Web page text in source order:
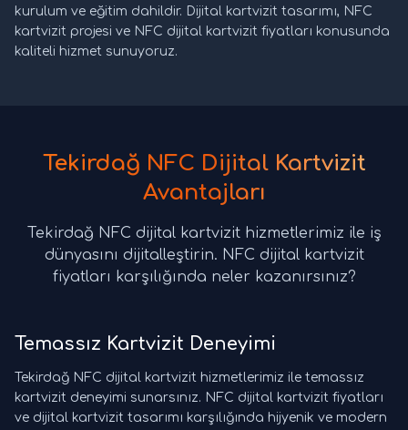
kurulum ve eğitim dahildir. Dijital kartvizit tasarımı, NFC
kartvizit projesi ve NFC dijital kartvizit fiyatları konusunda
kaliteli hizmet sunuyoruz.
Tekirdağ NFC Dijital Kartvizit
Avantajları
Tekirdağ NFC dijital kartvizit hizmetlerimiz ile iş
dünyasını dijitalleştirin. NFC dijital kartvizit
fiyatları karşılığında neler kazanırsınız?
Temassız Kartvizit Deneyimi
Tekirdağ NFC dijital kartvizit hizmetlerimiz ile temassız
kartvizit deneyimi sunarsınız. NFC dijital kartvizit fiyatları
ve dijital kartvizit tasarımı karşılığında hijyenik ve modern